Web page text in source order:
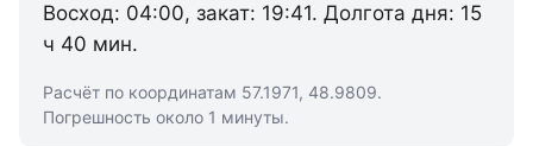
Восход: 04:00, закат: 19:41. Долгота дня: 15
ч 40 мин.
Расчёт по координатам 57.1971, 48.9809.
Погрешность около 1 минуты.